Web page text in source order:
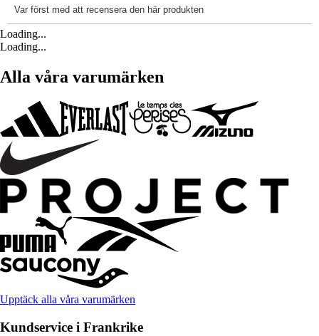
Loading...
Loading...
Alla våra varumärken
Upptäck alla våra varumärken
Kundservice i Frankrike